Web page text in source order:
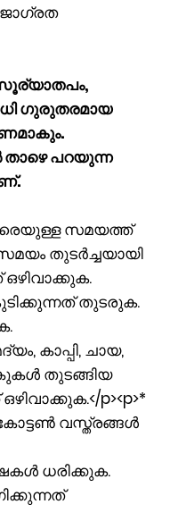
ജാഗ്രത
ഗുരുതരമായ
പറയുന്ന
സമയത്ത്
തുടർച്ചയായി
തുടരുക.
കാപ്പി, ചായ,
തുടങ്ങിയ
p><p>*
വസ്ത്രങ്ങള്‍
ധരിക്കുക.